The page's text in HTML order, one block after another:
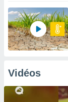
Vidéos